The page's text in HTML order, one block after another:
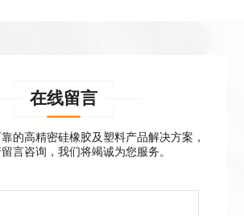
在线留言
的高精密硅橡胶及塑料产品解决方案，
言咨询，我们将竭诚为您服务。